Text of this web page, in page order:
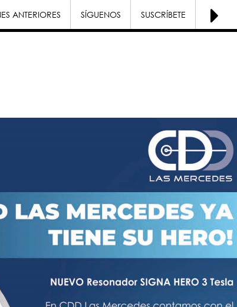
ANTERIORES SÍGUENOS SUSCRÍBETE